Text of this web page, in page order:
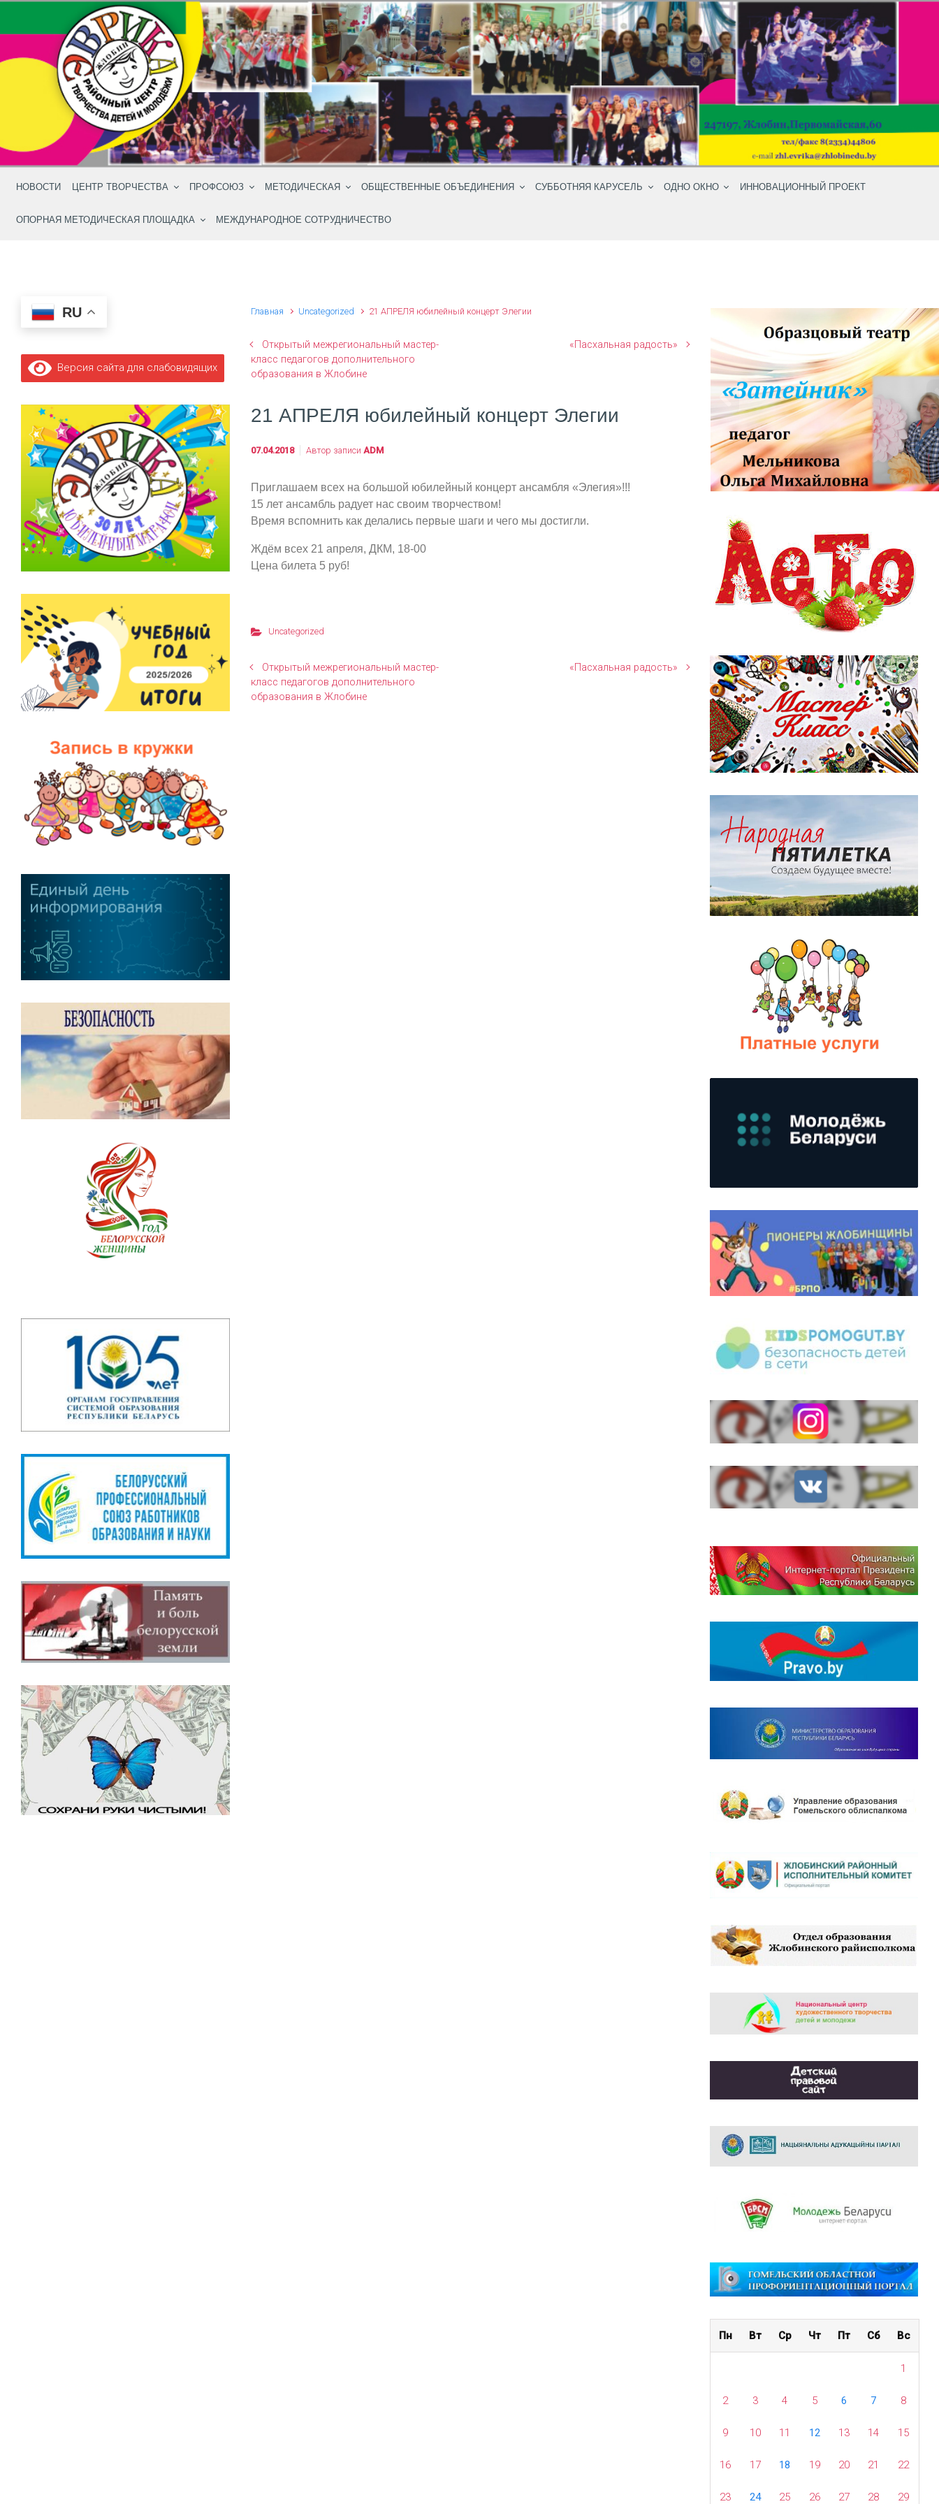
Skip to main content
НОВОСТИ ЦЕНТР ТВОРЧЕСТВА ПРОФСОЮЗ МЕТОДИЧЕСКАЯ ОБЩЕСТВЕННЫЕ ОБЪЕДИНЕНИЯ СУББОТНЯЯ КАРУСЕЛЬ ОДНО ОКНО ИННОВАЦИОННЫЙ ПРОЕКТ
ОПОРНАЯ МЕТОДИЧЕСКАЯ ПЛОЩАДКА МЕЖДУНАРОДНОЕ СОТРУДНИЧЕСТВО
Главная Uncategorized 21 АПРЕЛЯ юбилейный концерт Элегии
Открытый межрегиональный мастер-
класс педагогов дополнительного
образования в Жлобине
«Пасхальная радость»
21 АПРЕЛЯ юбилейный концерт Элегии
07.04.2018 Автор записи ADM
Приглашаем всех на большой юбилейный концерт ансамбля «Элегия»!!!
15 лет ансамбль радует нас своим творчеством!
Время вспомнить как делались первые шаги и чего мы достигли.
Ждём всех 21 апреля, ДКМ, 18-00
Цена билета 5 руб!
Uncategorized
Открытый межрегиональный мастер-
класс педагогов дополнительного
образования в Жлобине
«Пасхальная радость»
RU
Версия сайта для слабовидящих
информационный контент
Пн Вт Ср Чт Пт Сб Вс
1
2 3 4 5 6 7 8
9 10 11 12 13 14 15
16 17 18 19 20 21 22
23 24 25 26 27 28 29